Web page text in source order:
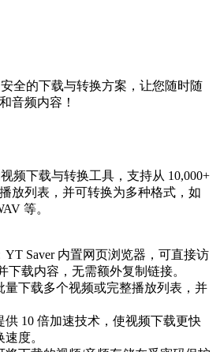
全的下载与转换方案，让您随时随
音频内容！
频下载与转换工具，支持从 10,000+
放列表，并可转换为多种格式，如
等。
YT Saver 内置网页浏览器，可直接访
下载内容，无需额外复制链接。
量下载多个视频或完整播放列表，并
供 10 倍加速技术，使视频下载更快
度。